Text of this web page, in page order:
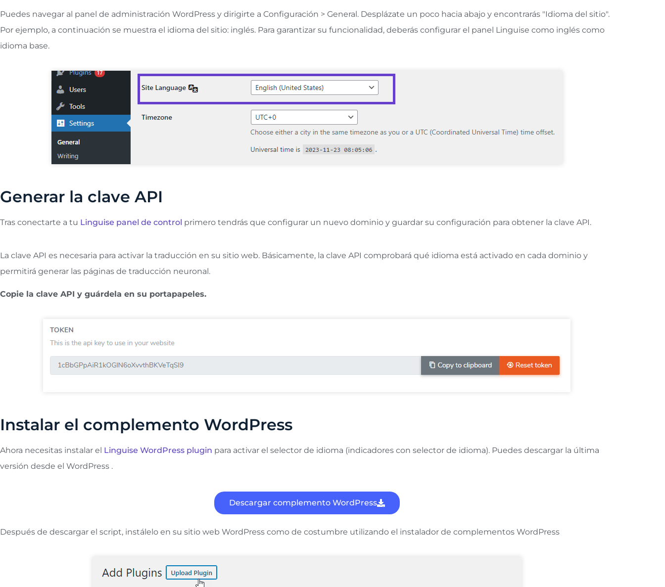
Puedes navegar al panel de administración WordPress y dirigirte a Configuración > General. Desplázate un poco hacia abajo y encontrarás "Idioma del sitio".
Por ejemplo, a continuación se muestra el idioma del sitio: inglés. Para garantizar su funcionalidad, deberás configurar el panel Linguise como inglés como
idioma base.
Generar la clave API
Tras conectarte a tu Linguise panel de control primero tendrás que configurar un nuevo dominio y guardar su configuración para obtener la clave API.
La clave API es necesaria para activar la traducción en su sitio web. Básicamente, la clave API comprobará qué idioma está activado en cada dominio y
permitirá generar las páginas de traducción neuronal.
Copie la clave API y guárdela en su portapapeles.
Instalar el complemento WordPress
Ahora necesitas instalar el Linguise WordPress plugin para activar el selector de idioma (indicadores con selector de idioma). Puedes descargar la última
versión desde el WordPress .
Descargar complemento WordPress
Después de descargar el script, instálelo en su sitio web WordPress como de costumbre utilizando el instalador de complementos WordPress